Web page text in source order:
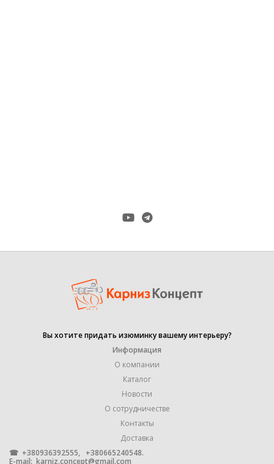
Вы хотите придать изюминку вашему интерьеру?
Информация
О компании
Каталог
Новости
О сотрудничестве
Контакты
Доставка
☎ +380936392555, +380665240548.
E-mail: karniz.concept@gmail.com